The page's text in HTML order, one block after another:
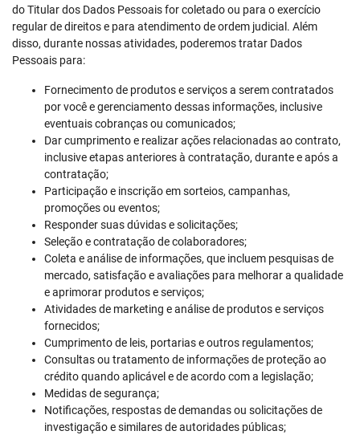
do Titular dos Dados Pessoais for coletado ou para o exercício
regular de direitos e para atendimento de ordem judicial. Além
disso, durante nossas atividades, poderemos tratar Dados
Pessoais para:
Fornecimento de produtos e serviços a serem contratados
por você e gerenciamento dessas informações, inclusive
eventuais cobranças ou comunicados;
Dar cumprimento e realizar ações relacionadas ao contrato,
inclusive etapas anteriores à contratação, durante e após a
contratação;
Participação e inscrição em sorteios, campanhas,
promoções ou eventos;
Responder suas dúvidas e solicitações;
Seleção e contratação de colaboradores;
Coleta e análise de informações, que incluem pesquisas de
mercado, satisfação e avaliações para melhorar a qualidade
e aprimorar produtos e serviços;
Atividades de marketing e análise de produtos e serviços
fornecidos;
Cumprimento de leis, portarias e outros regulamentos;
Consultas ou tratamento de informações de proteção ao
crédito quando aplicável e de acordo com a legislação;
Medidas de segurança;
Notificações, respostas de demandas ou solicitações de
investigação e similares de autoridades públicas;